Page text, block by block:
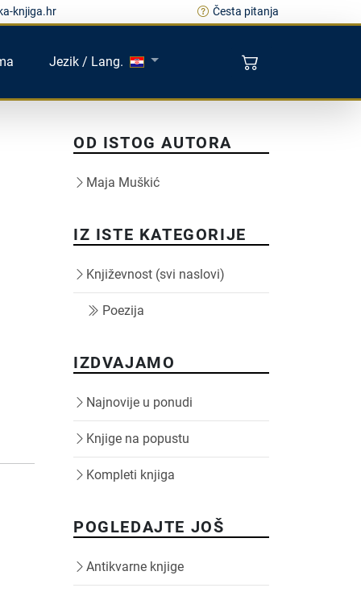
knjiga.hr Česta pitanja
Jezik / Lang.
OD ISTOG AUTORA
Maja Muškić
IZ ISTE KATEGORIJE
Književnost (svi naslovi)
Poezija
IZDVAJAMO
Najnovije u ponudi
Knjige na popustu
Kompleti knjiga
POGLEDAJTE JOŠ
Antikvarne knjige